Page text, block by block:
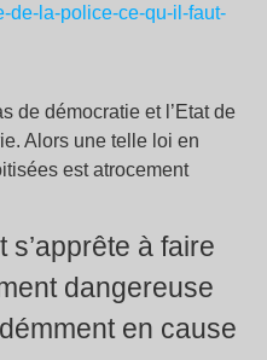
de-la-police-ce-qu-il-faut-
de démocratie et l’Etat de
Alors une telle loi en
est atrocement
à faire
dangereuse
en cause